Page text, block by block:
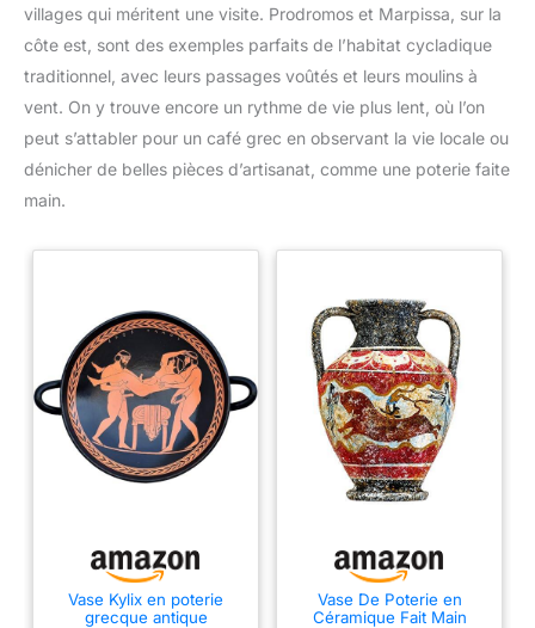
villages qui méritent une visite. Prodromos et Marpissa, sur la
côte est, sont des exemples parfaits de l’habitat cycladique
traditionnel, avec leurs passages voûtés et leurs moulins à
vent. On y trouve encore un rythme de vie plus lent, où l’on
peut s’attabler pour un café grec en observant la vie locale ou
dénicher de belles pièces d’artisanat, comme une poterie faite
main.
Vase Kylix en poterie
grecque antique
Vase De Poterie en
Céramique Fait Main